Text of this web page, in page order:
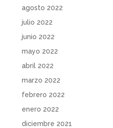
agosto 2022
julio 2022
junio 2022
mayo 2022
abril 2022
marzo 2022
febrero 2022
enero 2022
diciembre 2021